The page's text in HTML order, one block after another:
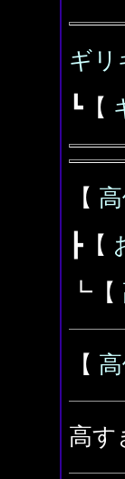
ギリ
┗【
【
┣【
┗【
【
高す